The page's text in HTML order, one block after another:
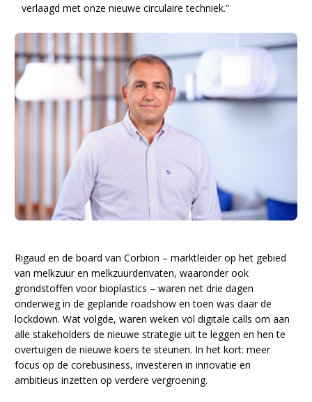
verlaagd met onze nieuwe circulaire techniek.”
Rigaud en de board van Corbion – marktleider op het gebied
van melkzuur en melkzuurderivaten, waaronder ook
grondstoffen voor bioplastics – waren net drie dagen
onderweg in de geplande roadshow en toen was daar de
lockdown. Wat volgde, waren weken vol digitale calls om aan
alle stakeholders de nieuwe strategie uit te leggen en hen te
overtuigen de nieuwe koers te steunen. In het kort: meer
focus op de corebusiness, investeren in innovatie en
ambitieus inzetten op verdere vergroening.